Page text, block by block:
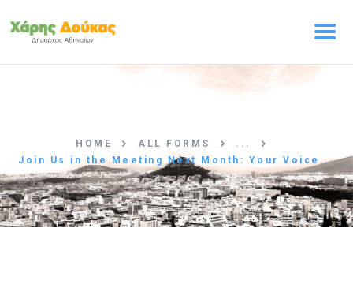
HOME ALL FORMS
...
Join Us in the Meeting Next Month: Your Voice...
ΠΡΟΓΡΑΜΜΑ
Η ΟΜΑΔΑ
ΤΑ ΝΕΑ
ΕΠΙΚΟΙΝΩΝΙΑ